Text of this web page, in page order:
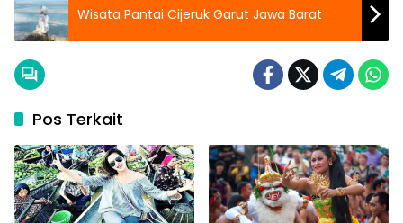
Wisata Pantai Cijeruk Garut Jawa Barat
Pos Terkait